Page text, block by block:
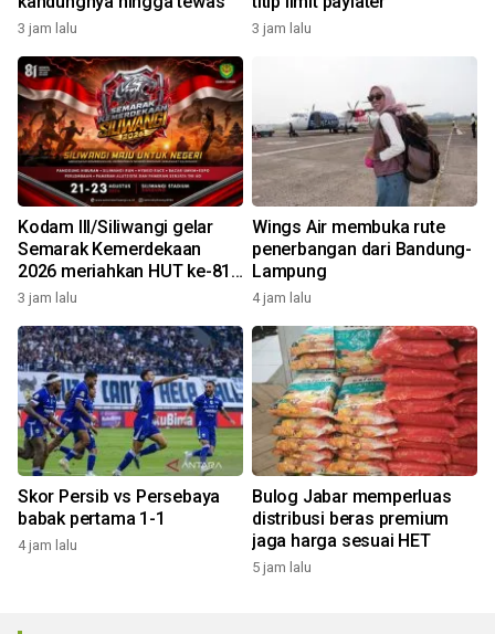
3 jam lalu 3 jam lalu
Kodam III/Siliwangi gelar
Semarak Kemerdekaan
2026 meriahkan HUT ke-81
RI
3 jam lalu
Wings Air membuka rute
penerbangan dari Bandung-
Lampung
4 jam lalu
Skor Persib vs Persebaya
babak pertama 1-1
4 jam lalu
Bulog Jabar memperluas
distribusi beras premium
jaga harga sesuai HET
5 jam lalu